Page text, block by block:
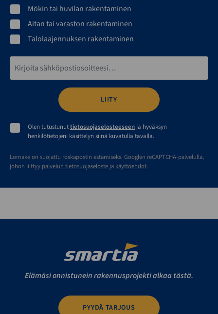
Mökin tai huvilan rakentaminen
Aitan tai varaston rakentaminen
Talolaajennuksen rakentaminen
Sähköpostiosoite*
Olen tutustunuttietosuojaselosteeseen ja hyväksyn
henkilötietojeni käsittelyn siinä kuvatulla tavalla.
Lomake on suojattu roskapostin estämiseksi Googlen reCAPTCHA-palvelulla,
johon liittyy palvelun tietosuojaseloste ja käyttöehdot.
Elämäsi onnistunein rakennusprojekti alkaa tästä.
PYYDÄ TARJOUS